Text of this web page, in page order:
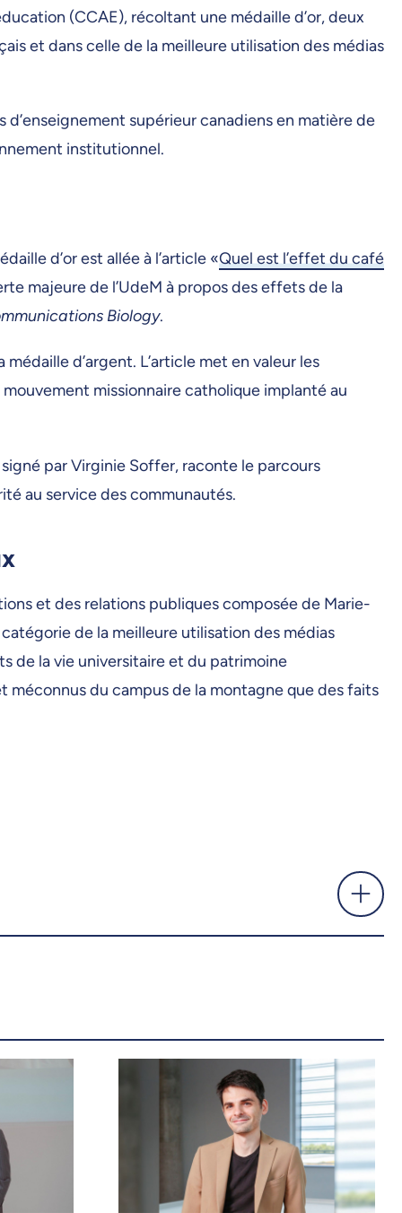
(CCAE), récoltant une médaille d’or, deux
et dans celle de la meilleure utilisation des médias
supérieur canadiens en matière de
institutionnel.
d’or est allée à l’article «Quel est l’effet du café
majeure de l’UdeM à propos des effets de la
Biology.
d’argent. L’article met en valeur les
missionnaire catholique implanté au
par Virginie Soffer, raconte le parcours
au service des communautés.
et des relations publiques composée de Marie-
catégorie de la meilleure utilisation des médias
de la vie universitaire et du patrimoine
du campus de la montagne que des faits